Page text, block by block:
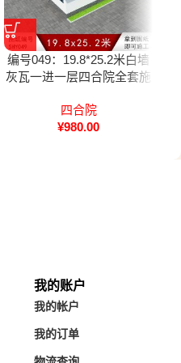
编号049：19.8*25.2米白墙
灰瓦一进一层四合院全套施
四合院
¥980.00
我的账户
我的帐户
我的订单